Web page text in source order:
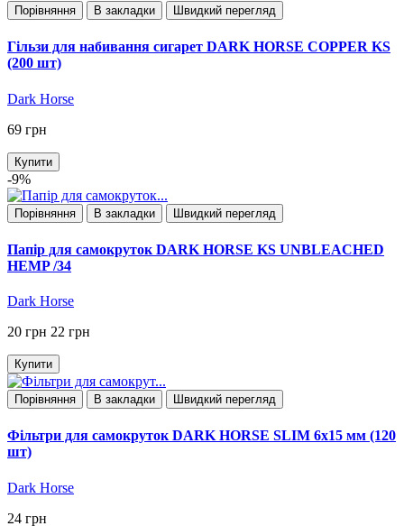
Порівняння В закладки Швидкий перегляд
Гільзи для набивання сигарет DARK HORSE COPPER KS
(200 шт)
Dark Horse
69 грн
Купити
-9%
Порівняння В закладки Швидкий перегляд
Папір для самокруток DARK HORSE KS UNBLEACHED
HEMP /34
Dark Horse
20 грн 22 грн
Купити
Порівняння В закладки Швидкий перегляд
Фільтри для самокруток DARK HORSE SLIM 6х15 мм (120
шт)
Dark Horse
24 грн